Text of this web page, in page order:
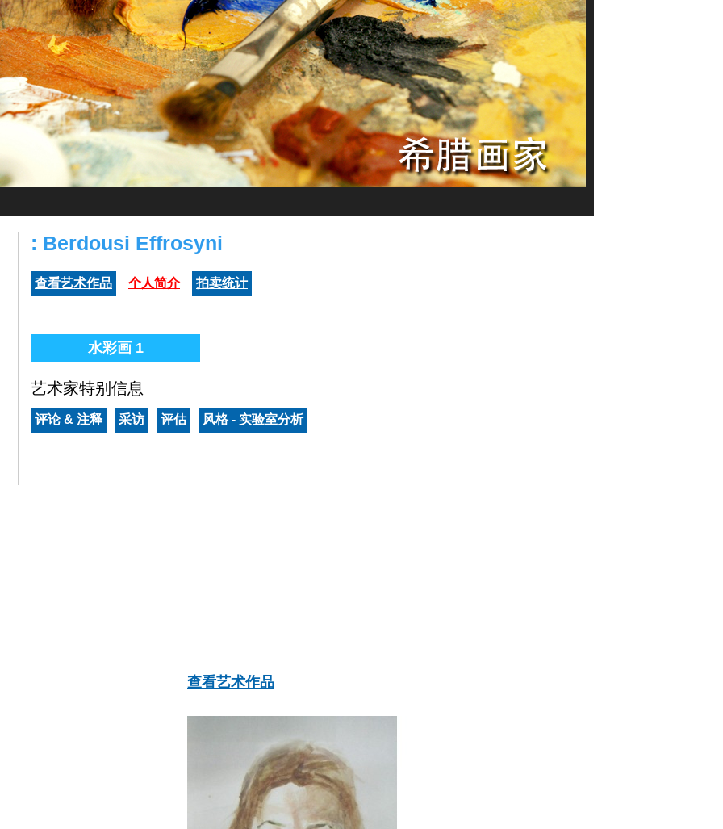
: Berdousi Effrosyni
查看艺术作品 个人简介 拍卖统计
水彩画 1
艺术家特别信息
评论 & 注释 采访 评估 风格 - 实验室分析
查看艺术作品